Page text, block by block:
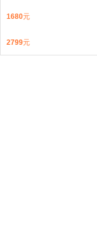
1680元
2799元